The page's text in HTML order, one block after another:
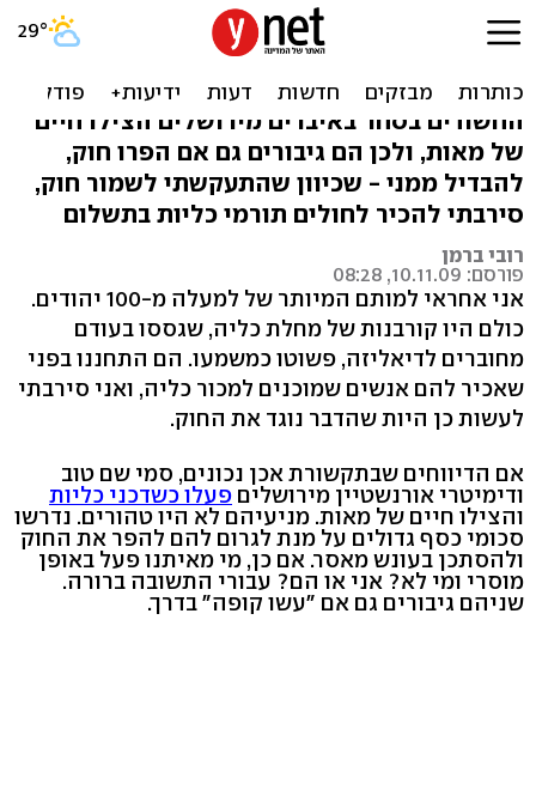
אני אחראי למותם של מאה
החשודים בסחר באיברים מירושלים הצילו חיים
של מאות, ולכן הם גיבורים גם אם הפרו חוק,
להבדיל ממני - שכיוון שהתעקשתי לשמור חוק,
סירבתי להכיר לחולים תורמי כליות בתשלום
רובי ברמן
פורסם: 10.11.09, 08:28
אני אחראי למותם המיותר של למעלה מ-100 יהודים.
כולם היו קורבנות של מחלת כליה, שגססו בעודם
מחוברים לדיאליזה, פשוטו כמשמעו. הם התחננו בפני
שאכיר להם אנשים שמוכנים למכור כליה, ואני סירבתי
לעשות כן היות שהדבר נוגד את החוק.
אם הדיווחים שבתקשורת אכן נכונים, סמי שם טוב
ודימיטרי אורנשטיין מירושלים פעלו כשדכני כליות
והצילו חיים של מאות. מניעיהם לא היו טהורים. נדרשו
סכומי כסף גדולים על מנת לגרום להם להפר את החוק
ולהסתכן בעונש מאסר. אם כן, מי מאיתנו פעל באופן
מוסרי ומי לא? אני או הם? עבורי התשובה ברורה.
שניהם גיבורים גם אם "עשו קופה" בדרך.